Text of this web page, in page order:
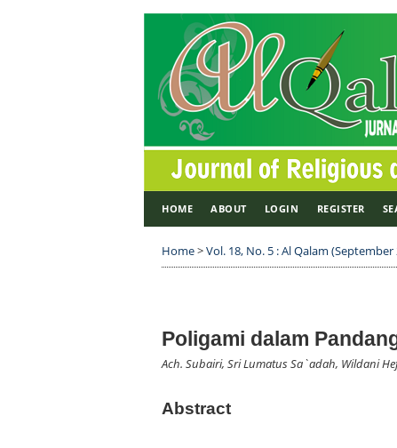
HOME ABOUT LOGIN REGISTER
Home>Vol. 18, No. 5 : Al Qalam (September
Poligami dalam
Ach. Subairi, Sri Lumatus Sa`adah, Wildani
Abstract